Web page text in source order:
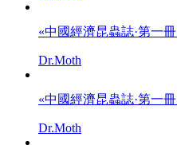
«中國經濟昆蟲誌·第一
Dr.Moth
«中國經濟昆蟲誌·第一
Dr.Moth